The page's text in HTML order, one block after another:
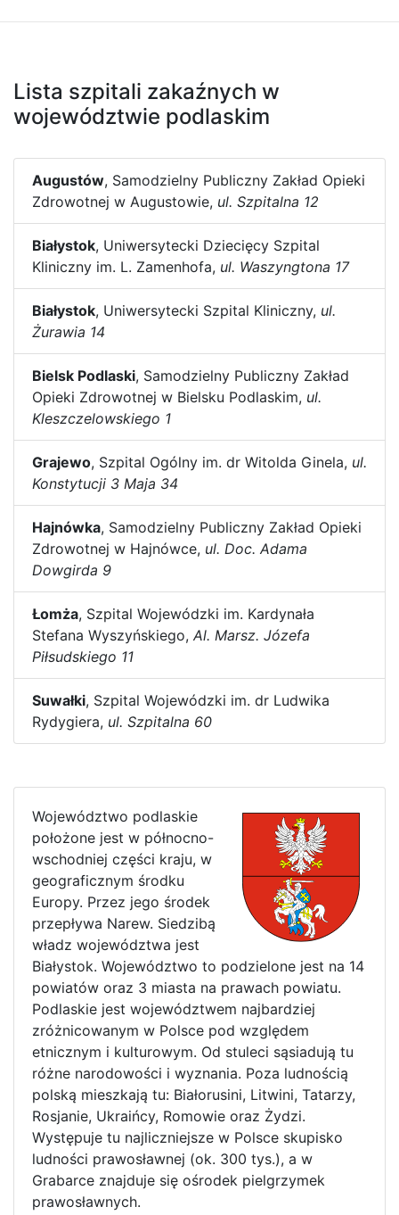
Lista szpitali zakaźnych w
województwie podlaskim
Augustów, Samodzielny Publiczny Zakład Opieki
Zdrowotnej w Augustowie, ul. Szpitalna 12
Białystok, Uniwersytecki Dziecięcy Szpital
Kliniczny im. L. Zamenhofa, ul. Waszyngtona 17
Białystok, Uniwersytecki Szpital Kliniczny, ul.
Żurawia 14
Bielsk Podlaski, Samodzielny Publiczny Zakład
Opieki Zdrowotnej w Bielsku Podlaskim, ul.
Kleszczelowskiego 1
Grajewo, Szpital Ogólny im. dr Witolda Ginela, ul.
Konstytucji 3 Maja 34
Hajnówka, Samodzielny Publiczny Zakład Opieki
Zdrowotnej w Hajnówce, ul. Doc. Adama
Dowgirda 9
Łomża, Szpital Wojewódzki im. Kardynała
Stefana Wyszyńskiego, Al. Marsz. Józefa
Piłsudskiego 11
Suwałki, Szpital Wojewódzki im. dr Ludwika
Rydygiera, ul. Szpitalna 60
Województwo podlaskie
położone jest w północno-
wschodniej części kraju, w
geograficznym środku
Europy. Przez jego środek
przepływa Narew. Siedzibą
władz województwa jest
Białystok. Województwo to podzielone jest na 14
powiatów oraz 3 miasta na prawach powiatu.
Podlaskie jest województwem najbardziej
zróżnicowanym w Polsce pod względem
etnicznym i kulturowym. Od stuleci sąsiadują tu
różne narodowości i wyznania. Poza ludnością
polską mieszkają tu: Białorusini, Litwini, Tatarzy,
Rosjanie, Ukraińcy, Romowie oraz Żydzi.
Występuje tu najliczniejsze w Polsce skupisko
ludności prawosławnej (ok. 300 tys.), a w
Grabarce znajduje się ośrodek pielgrzymek
prawosławnych.